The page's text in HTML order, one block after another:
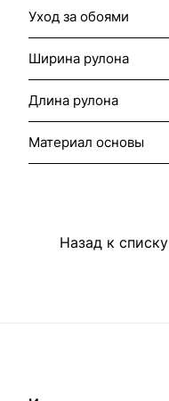
Уход за обоями
Ширина рулона
Длина рулона
Материал основы
Назад к списку